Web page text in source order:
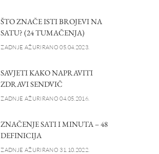
ŠTO ZNAČE ISTI BROJEVI NA
SATU? (24 TUMAČENJA)
ZADNJE AŽURIRANO 05.04.2023.
SAVJETI KAKO NAPRAVITI
ZDRAVI SENDVIČ
ZADNJE AŽURIRANO 04.05.2016.
ZNAČENJE SATI I MINUTA – 48
DEFINICIJA
ZADNJE AŽURIRANO 31.10.2022.